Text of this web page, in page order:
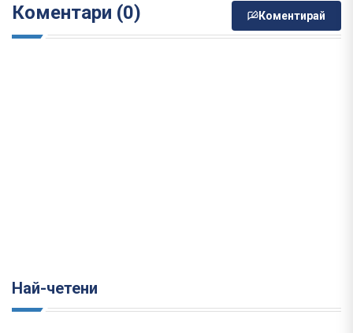
Коментари (0) Коментирай
Най-четени